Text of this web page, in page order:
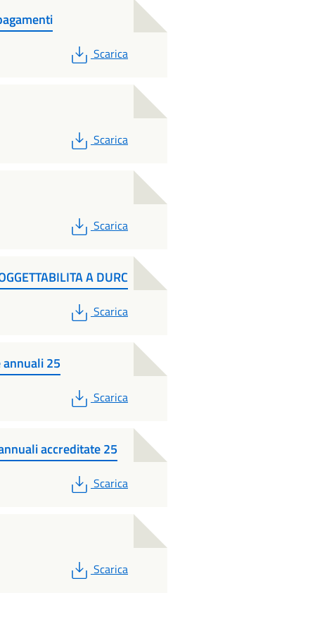
PDF
Scarica
PDF
Scarica
PDF
Scarica
A DURC
PDF
Scarica
25
PDF
Scarica
accreditate 25
PDF
Scarica
PDF
Scarica